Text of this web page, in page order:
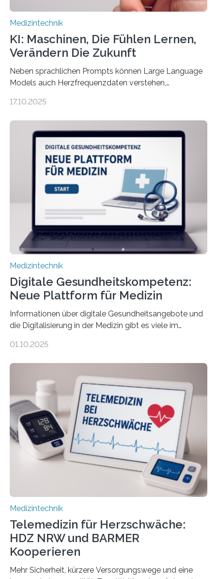
Medizintechnik
KI: Maschinen, Die Fühlen Lernen,
Verändern Die Zukunft
Neben sprachlichen Prompts können Large Language
Models auch Herzfrequenzdaten verstehen,
haben Dr. Morris Gellisch, ehemals an der Ruhr-
und Boris Burr von der Ruhr-Universität Bochum in
dafür eine technische Schnittstelle, über die
physiologische Daten in Echtzeit an das Sprachmodell
übermittelt werden können. Die Künstliche Intelligenz
kann dadurch auch die Sprache des Körpers
einbeziehen, auf die Menschen keinen bewussten
Einfluss nehmen. Das eröffnet…
17.10.2025
Medizintechnik
Digitale Gesundheitskompetenz:
Neue Plattform für Medizin
Informationen über digitale Gesundheitsangebote und
die Digitalisierung in der Medizin gibt es viele im
seriösen und wissenschaftlich abgesicherten Inhalten?
Forscherinnen der Technischen Universität Dresden
(TUD) richtet sich das Portal sowohl an Patientinnen
und Patienten, aber ebenso an medizinisches
Fachpersonal. Für all diese Zielgruppen bietet sie
speziell zugeschnittene Informationen, um deren
digitale Gesundheitskompetenz zu steigern. MiHUBx ist
01.10.2025
Medizintechnik
Telemedizin für Herzschwäche:
HDZ NRW und BARMER
Kooperieren
Mehr Sicherheit, kürzere Versorgungswege und eine